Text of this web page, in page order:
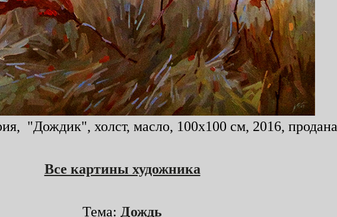
"Дождик", холст, масло, 100x100 см, 2016, продана
Все картины художника
Тема: Дождь